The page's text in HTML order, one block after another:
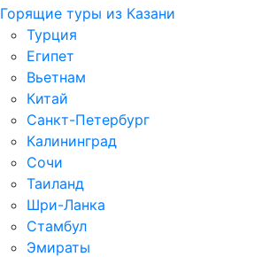
Горящие туры из Казани
Турция
Египет
Вьетнам
Китай
Санкт-Петербург
Калининград
Сочи
Таиланд
Шри-Ланка
Стамбул
Эмираты